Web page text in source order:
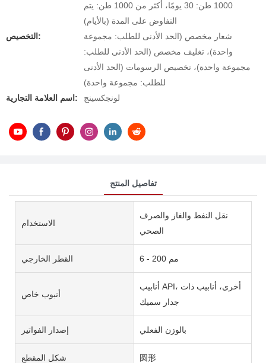
1000 طن: 30 يومًا، أكثر من 1000 طن: يتم
التفاوض على المدة (بالأيام)
التخصيص:
شعار مخصص (الحد الأدنى للطلب: مجموعة
واحدة)، تغليف مخصص (الحد الأدنى للطلب:
مجموعة واحدة)، تخصيص الرسومات (الحد الأدنى
للطلب: مجموعة واحدة)
اسم العلامة التجارية:
لونجكسينج
تفاصيل المنتج
الاستخدام
نقل النفط والغاز والصرف
الصحي
القطر الخارجي 6 - 200 مم
أنبوب خاص
أنابيب API، أخرى، أنابيب ذات
جدار سميك
إصدار الفواتير بالوزن الفعلي
شكل المقطع 圆形